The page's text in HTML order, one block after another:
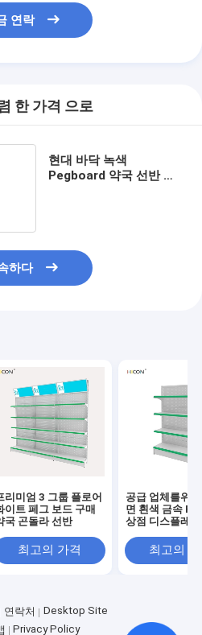
연락
한 가격 으로
현대 바닥 녹색
Pegboard 약국 선반 랙
하다
리미엄 3 그룹 플로어
이트 페그 보드 구매
국 곤돌라 선반
최고의 가격
공급 업체를위
면 흰색 금속
상점 디스플레
최고의
연락처
Desktop Site
Privacy Policy